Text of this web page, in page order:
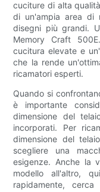
cuciture di alta
di un'ampia area di
disegni più grandi.
Memory Craft
cucitura elevate e
che la rende
ricamatori esperti.
Quando si
è importante
dimensione del
incorporati. Per
dimensione del
scegliere una
esigenze. Anche la
modello all'altro,
rapidamente,